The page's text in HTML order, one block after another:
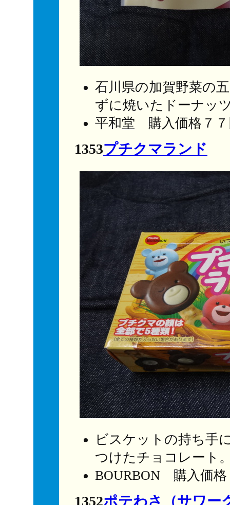
石川県の加賀野菜の
ずに焼いたドーナッ
平和堂 購入価格７
1353プチクマランド
ビスケットの持ち手
つけたチョコレート
BOURBON 購入価格
1352ポテわさ（サワー